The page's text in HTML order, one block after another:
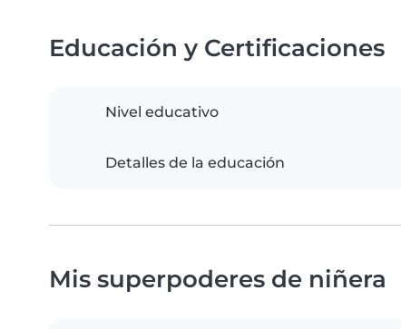
Educación y Certificaciones
Nivel educativo
Detalles de la educación
Mis superpoderes de niñera